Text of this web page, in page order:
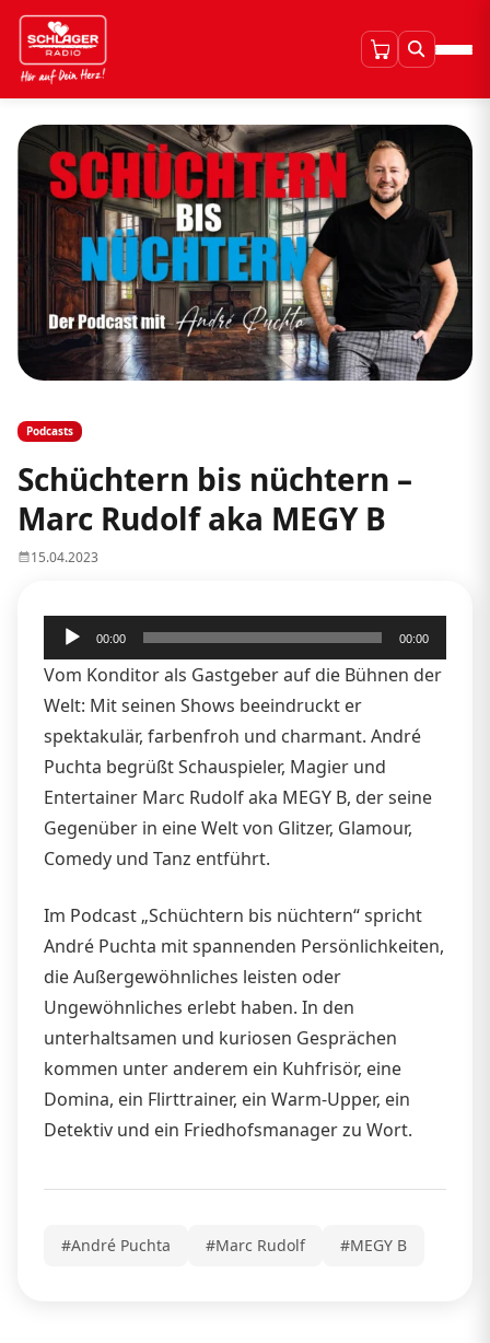
Podcasts
Schüchtern bis nüchtern –
Marc Rudolf aka MEGY B
15.04.2023
Audio-
Player
00:00 00:00
Vom Konditor als Gastgeber auf die Bühnen der
Welt: Mit seinen Shows beeindruckt er
spektakulär, farbenfroh und charmant. André
Puchta begrüßt Schauspieler, Magier und
Entertainer Marc Rudolf aka MEGY B, der seine
Gegenüber in eine Welt von Glitzer, Glamour,
Comedy und Tanz entführt.
Im Podcast „Schüchtern bis nüchtern“ spricht
André Puchta mit spannenden Persönlichkeiten,
die Außergewöhnliches leisten oder
Ungewöhnliches erlebt haben. In den
unterhaltsamen und kuriosen Gesprächen
kommen unter anderem ein Kuhfrisör, eine
Domina, ein Flirttrainer, ein Warm-Upper, ein
Detektiv und ein Friedhofsmanager zu Wort.
#André Puchta #Marc Rudolf #MEGY B